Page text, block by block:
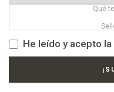
He leído y acepto la